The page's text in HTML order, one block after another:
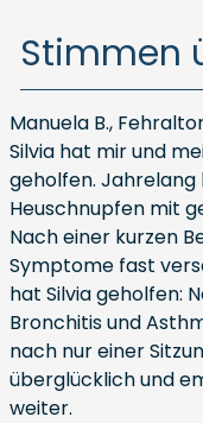
Stimmen
Manuela B.,
Silvia hat mir und
geholfen.
Heuschnupfen mit
Nach einer kurzen
Symptome fast
hat Silvia geholfen:
Bronchitis und
nach nur einer
überglücklich und
weiter.